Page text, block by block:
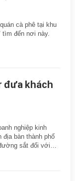
cà phê tại khu
đến nơi này.
đưa khách
nghiệp kinh
địa bàn thành phố
sắt đối với…